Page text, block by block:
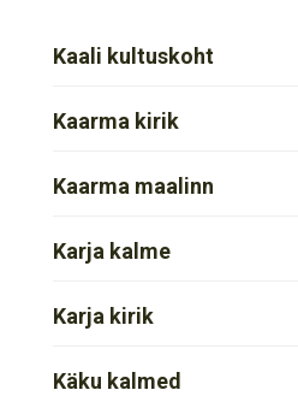
Kaali kultuskoht
Kaarma kirik
Kaarma maalinn
Karja kalme
Karja kirik
Käku kalmed